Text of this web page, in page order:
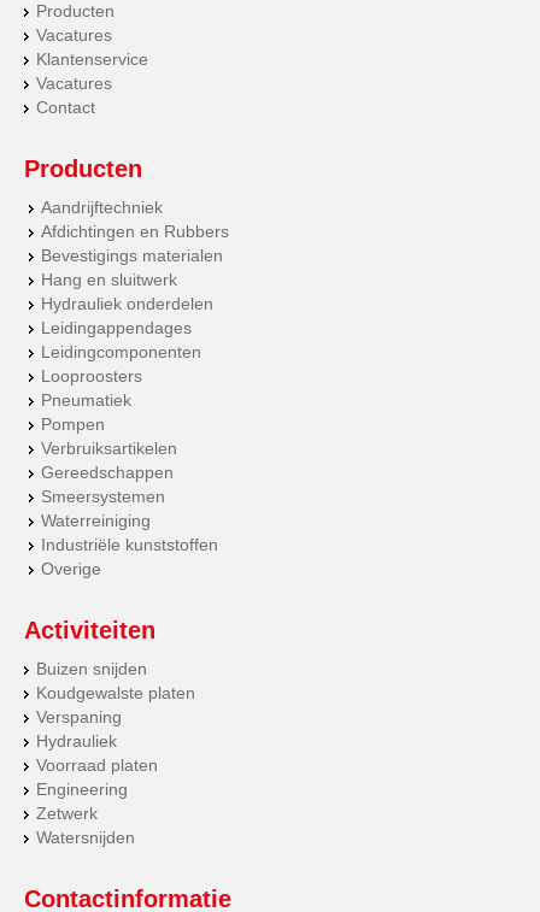
Producten
Vacatures
Klantenservice
Vacatures
Contact
Producten
Aandrijftechniek
Afdichtingen en Rubbers
Bevestigings materialen
Hang en sluitwerk
Hydrauliek onderdelen
Leidingappendages
Leidingcomponenten
Looproosters
Pneumatiek
Pompen
Verbruiksartikelen
Gereedschappen
Smeersystemen
Waterreiniging
Industriële kunststoffen
Overige
Activiteiten
Buizen snijden
Koudgewalste platen
Verspaning
Hydrauliek
Voorraad platen
Engineering
Zetwerk
Watersnijden
Contactinformatie